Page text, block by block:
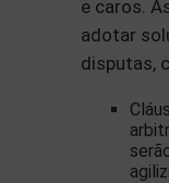
e caros.
adotar
disputas,